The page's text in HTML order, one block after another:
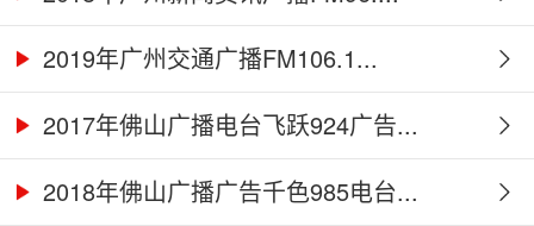
2019年广州交通广播FM106.1...
2017年佛山广播电台飞跃924广告...
2018年佛山广播广告千色985电台...